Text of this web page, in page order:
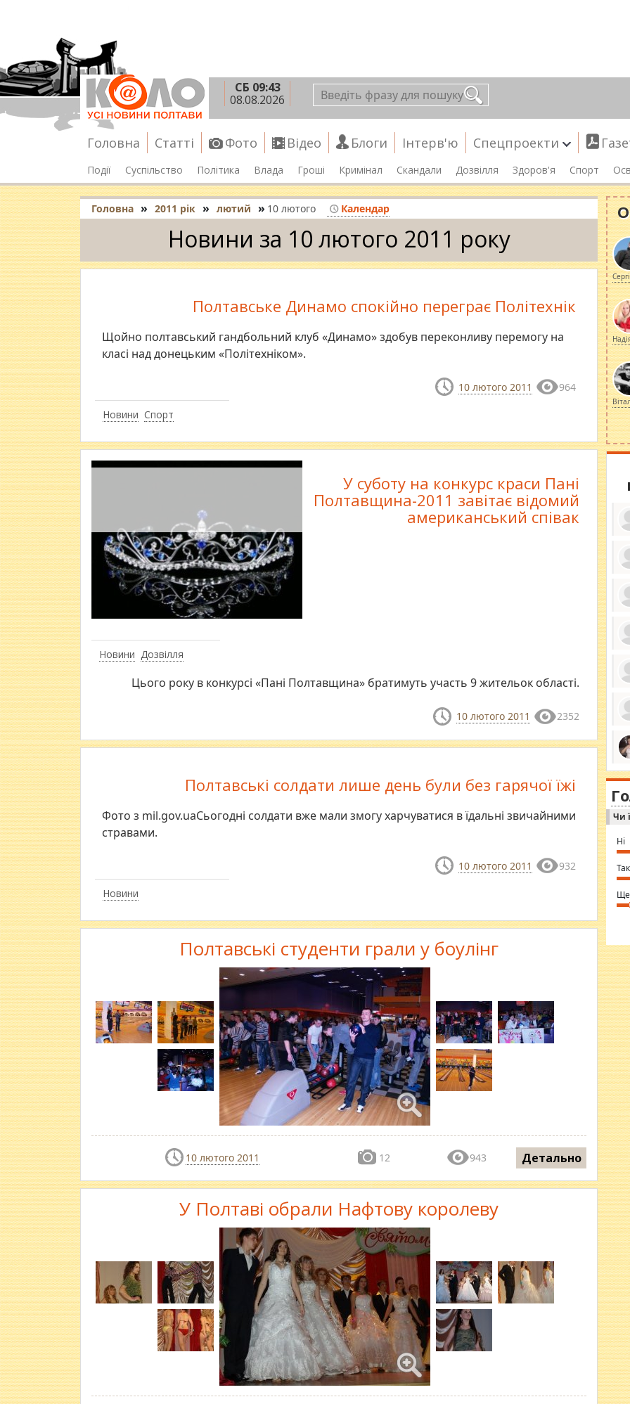
СБ 09:43
08.08.2026
Головна Статті Фото Відео Блоги Інтерв'ю Спецпроекти
Події Суспільство Політика Влада Гроші Кримінал Скандали Дозвілля Здоров'я Спорт
Головна » 2011 рік » лютий » 10 лютого Календар
Новини за 10 лютого 2011 року
Новини Спорт
Полтавське Динамо спокійно переграє Політехнік
Щойно полтавський гандбольний клуб «Динамо» здобув переконливу перемогу на
класі над донецьким «Політехніком».
10 лютого 2011 964
Новини Дозвілля
У суботу на конкурс краси Пані
Полтавщина-2011 завітає відомий
американський співак
Цього року в конкурсі «Пані Полтавщина» братимуть участь 9 жительок області.
10 лютого 2011 2352
Новини
Полтавські солдати лише день були без гарячої їжі
Фото з mil.gov.uaСьогодні солдати вже мали змогу харчуватися в їдальні звичайними
стравами.
10 лютого 2011 932
Полтавські студенти грали у боулінг
10 лютого 2011 12 943 Детально
У Полтаві обрали Нафтову королеву
за
ми
in
⇒
Чи
Ні
Так
Ще